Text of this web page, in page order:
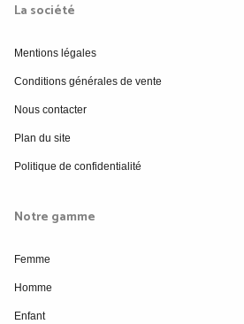
La société
Mentions légales
Conditions générales de vente
Nous contacter
Plan du site
Politique de confidentialité
Notre gamme
Femme
Homme
Enfant